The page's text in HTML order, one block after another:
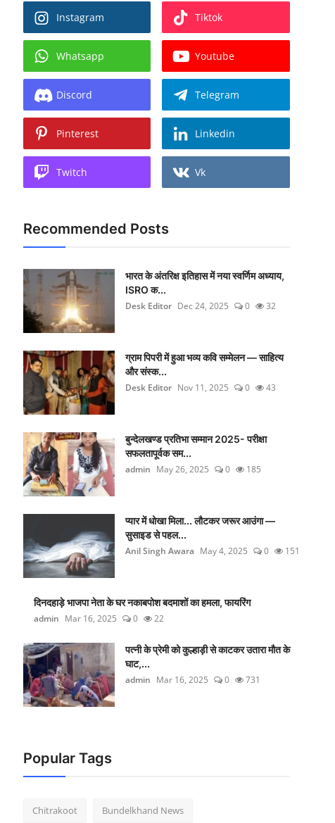
Instagram Tiktok
Whatsapp Youtube
Discord Telegram
Pinterest Linkedin
Twitch Vk
Recommended Posts
भारत के अंतरिक्ष इतिहास में नया स्वर्णिम अध्याय,
ISRO क...
Desk Editor Dec 24, 2025 0 32
ग्राम पिपरी में हुआ भव्य कवि सम्मेलन — साहित्य
और संस्क...
Desk Editor Nov 11, 2025 0 43
बुन्देलखण्ड प्रतिभा सम्मान 2025- परीक्षा
सफलतापूर्वक सम...
admin May 26, 2025 0 185
प्यार में धोखा मिला... लौटकर जरूर आउंगा —
सुसाइड से पहल...
Anil Singh Awara May 4, 2025 0 151
दिनदहाड़े भाजपा नेता के घर नकाबपोश बदमाशों का हमला, फायरिंग
admin Mar 16, 2025 0 22
पत्नी के प्रेमी को कुल्हाड़ी से काटकर उतारा मौत के
घाट,...
admin Mar 16, 2025 0 731
Popular Tags
Chitrakoot Bundelkhand News